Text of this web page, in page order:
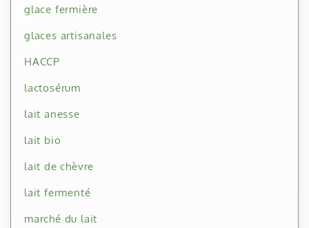
glace fermière
glaces artisanales
HACCP
lactosérum
lait anesse
lait bio
lait de chèvre
lait fermenté
marché du lait